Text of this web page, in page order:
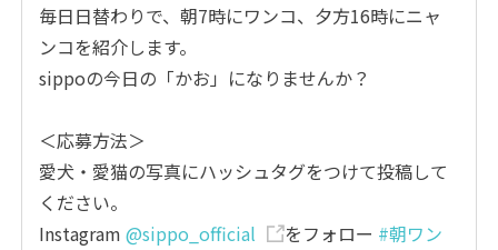
毎日日替わりで、朝7時にワンコ、夕方16時にニャ
ンコを紹介します。
sippoの今日の「かお」になりませんか？
＜応募方法＞
愛犬・愛猫の写真にハッシュタグをつけて投稿して
ください。
Instagram@sippo_official をフォロー #朝ワン